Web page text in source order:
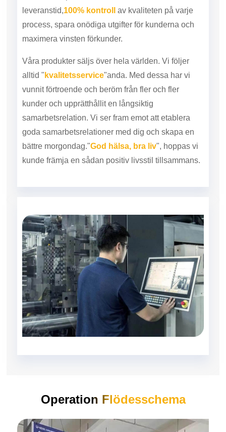
leveranstid,100% kontroll
av kvaliteten på varje
process, spara onödiga utgifter för kunderna och
maximera vinsten förkunder.
Våra produkter säljs över hela världen. Vi följer
alltid " kvalitetsservice"anda. Med dessa har vi
vunnit förtroende och beröm från fler och fler
kunder och upprätthållit en långsiktig
samarbetsrelation. Vi ser fram emot att etablera
goda samarbetsrelationer med dig och skapa en
bättre morgondag."God hälsa, bra liv", hoppas vi
kunde främja en sådan positiv livsstil tillsammans.
Operation Flödesschema